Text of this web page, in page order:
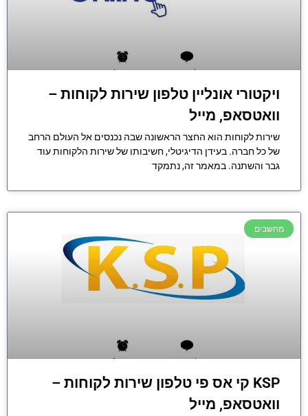
ויקטורי אונליין טלפון שירות לקוחות –
וואטסאפ, מייל
שירות לקוחות הוא החצר הראשונה שבה נכנסים אל העולם הרחב
של כל חברה. בעידן הדיגיטלי, חשיבותו של שירות הלקוחות עוד
גבר והשתנה. במאמר זה, נתמקד
מחשבים
KSP קי אס פי טלפון שירות לקוחות –
וואטסאפ, מייל